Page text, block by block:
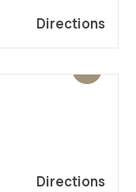
Directions
Directions